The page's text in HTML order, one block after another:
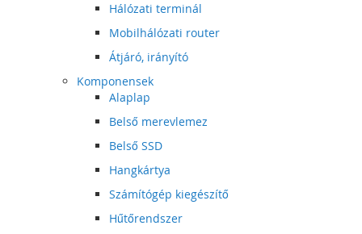
Hálózati terminál
Mobilhálózati router
Átjáró, irányító
Komponensek
Alaplap
Belső merevlemez
Belső SSD
Hangkártya
Számítógép kiegészítő
Hűtőrendszer